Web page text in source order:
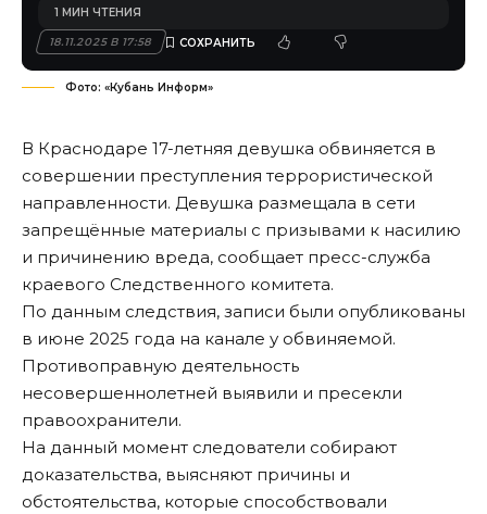
18.11.2025 В 17:58
1 МИН ЧТЕНИЯ
Фото: «Кубань Информ»
В Краснодаре 17-летняя девушка обвиняется в
совершении преступления террористической
направленности. Девушка размещала в сети
запрещённые материалы с призывами к насилию
и причинению вреда, сообщает пресс-служба
краевого Следственного комитета.
По данным следствия, записи были опубликованы
в июне 2025 года на канале у обвиняемой.
Противоправную деятельность
несовершеннолетней выявили и пресекли
правоохранители.
На данный момент следователи собирают
доказательства, выясняют причины и
обстоятельства, которые способствовали